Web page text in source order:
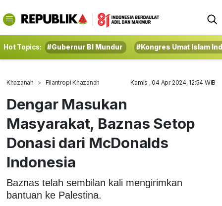
Hot Topics: #Gubernur BI Mundur #Kongres Umat Islam
Khazanah Filantropi Khazanah Kamis , 04 Apr 2024, 12:54 WIB
Dengar Masukan
Masyarakat, Baznas Setop
Donasi dari McDonalds
Indonesia
Baznas telah sembilan kali mengirimkan
bantuan ke Palestina.